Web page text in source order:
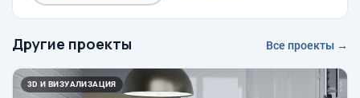
Другие проекты Все проекты →
3D И ВИЗУАЛИЗАЦИЯ